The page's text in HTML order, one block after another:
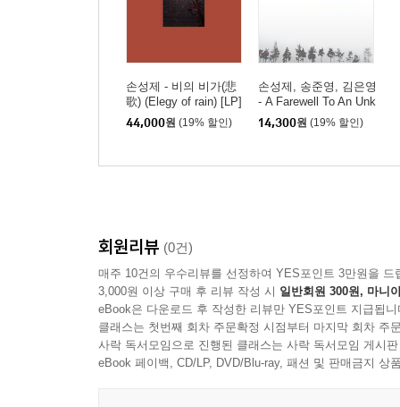
손성제 - 비의 비가(悲
歌) (Elegy of rain) [LP]
44,000원 (19% 할인)
손성제, 송준영, 김은영
- A Farewell To An Unk
nown Friend
14,300원 (19% 할인)
회원리뷰 (0건)
매주 10건의 우수리뷰를 선정하여 YES포인트 3만원을 드
3,000원 이상 구매 후 리뷰 작성 시 일반회원 300원, 마니
eBook은 다운로드 후 작성한 리뷰만 YES포인트 지급됩니
클래스는 첫번째 회차 주문확정 시점부터 마지막 회차 주
사락 독서모임으로 진행된 클래스는 사락 독서모임 게시
eBook 페이백, CD/LP, DVD/Blu-ray, 패션 및 판매금지 상